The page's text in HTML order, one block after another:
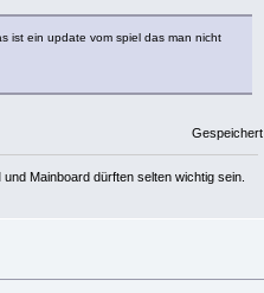
ist ein update vom spiel das man nicht
Gespeichert
und Mainboard dürften selten wichtig sein.